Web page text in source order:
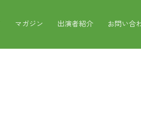
マガジン 出演者紹介 お問い合